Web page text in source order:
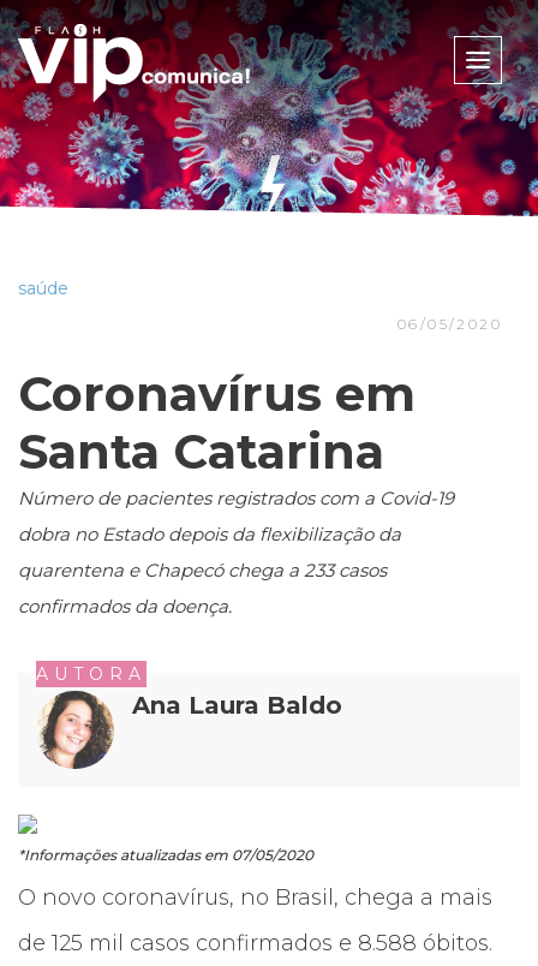
Toggle
saúde
06/05/2020
Coronavírus em
Santa Catarina
Número de pacientes registrados com a Covid-19
dobra no Estado depois da flexibilização da
quarentena e Chapecó chega a 233 casos
confirmados da doença.
AUTORA
Ana Laura Baldo
*Informações atualizadas em 07/05/2020
O novo coronavírus, no Brasil, chega a mais
de 125 mil casos confirmados e 8.588 óbitos.